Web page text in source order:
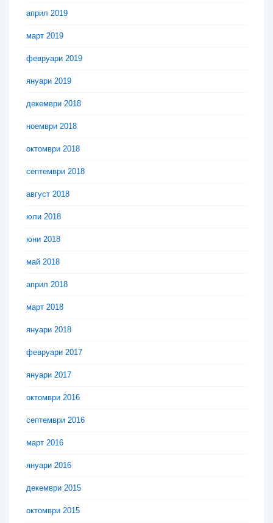
април 2019
март 2019
февруари 2019
януари 2019
декември 2018
ноември 2018
октомври 2018
септември 2018
август 2018
юли 2018
юни 2018
май 2018
април 2018
март 2018
януари 2018
февруари 2017
януари 2017
октомври 2016
септември 2016
март 2016
януари 2016
декември 2015
октомври 2015